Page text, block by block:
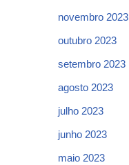
novembro 2023
outubro 2023
setembro 2023
agosto 2023
julho 2023
junho 2023
maio 2023